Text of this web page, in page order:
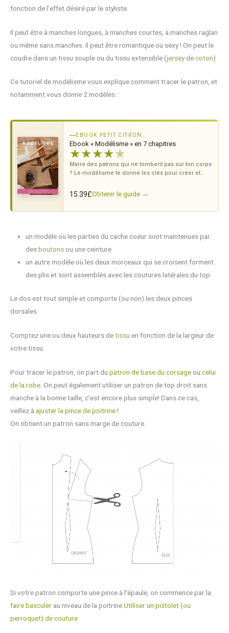
fonction de l’effet désiré par le styliste.
Il peut être à manches longues, à manches courtes, à manches raglan
ou même sans manches. Il peut être romantique ou sexy ! On peut le
coudre dans un tissu souple ou du tissu extensible (jersey decoton)
Ce tutoriel de modélisme vous explique comment tracer le patron, et
notamment vous donne 2 modèles :
EBOOK PETIT CITRON
Ebook « Modélisme » en 7 chapitres
★★★★★
Marre des patrons qui ne tombent pas sur ton corps
? Le modélisme te donne les clés pour créer et
15.39£Obtenir le guide →
un modèle où les parties du cache coeur sont maintenues par
desboutons ou une ceinture
un autre modèle où les deux morceaux qui se croisent forment
des plis et sont assemblés avec les coutures latérales du top.
Le dos est tout simple et comporte (ou non) les deux pinces
dorsales.
Comptez une ou deux hauteurs detissu en fonction de la largeur de
votre tissu.
Pour tracer le patron, on part du patron de base du corsage ou celui
de la robe . On peut également utiliser un patron de top droit sans
manche à la bonne taille, c’est encore plus simple! Dans ce cas,
veillez à ajuster la pince de poitrine.!
On obtient un patron sans marge de couture.
Si votre patron comporte une pince à l’épaule, on commence par la
faire basculer au niveau de la poitrine.Utiliser un pistolet (ou
perroquet) de couture